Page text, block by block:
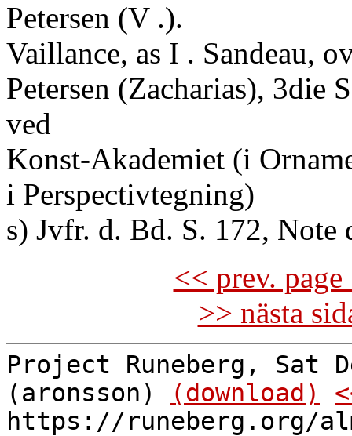
Petersen (V .).
Vaillance, as I . Sandeau,
Petersen (Zacharias), 3die
ved
Konst-Akademiet (i
i Perspectivtegning)
s) Jvfr. d. Bd. S. 172, Note
<< prev.
>> nästa
Project Runeberg, Sat
(aronsson)
(download)
https://runeberg.org/